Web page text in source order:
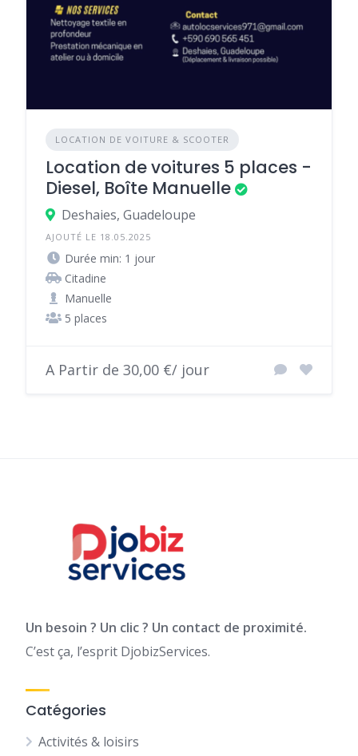
LOCATION DE VOITURE & SCOOTER
Location de voitures 5 places -
Diesel, Boîte Manuelle
Deshaies, Guadeloupe
AJOUTÉ LE 18.05.2025
Durée min: 1 jour
Citadine
Manuelle
5 places
A Partir de 30,00 €/ jour
Un besoin ? Un clic ? Un contact de proximité.
C’est ça, l’esprit DjobizServices.
Catégories
Activités & loisirs